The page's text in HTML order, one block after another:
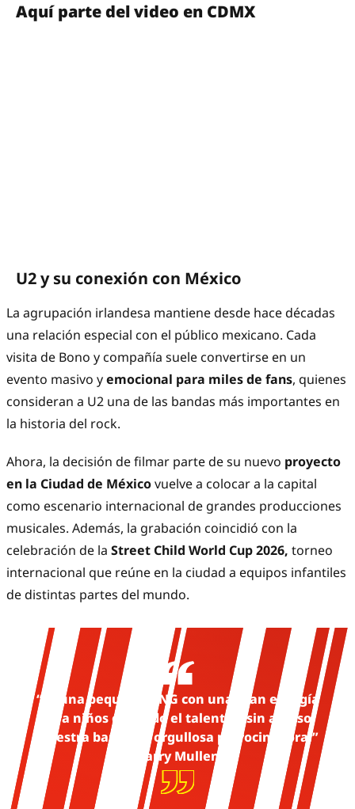
Aquí parte del video en CDMX
U2 y su conexión con México
La agrupación irlandesa mantiene desde hace décadas
una relación especial con el público mexicano. Cada
visita de Bono y compañía suele convertirse en un
evento masivo yemocional para miles de fans, quienes
consideran a U2 una de las bandas más importantes en
la historia del rock.
Ahora, la decisión de filmar parte de su nuevo proyecto
en la Ciudad de Méxicovuelve a colocar a la capital
como escenario internacional de grandes producciones
musicales. Además, la grabación coincidió con la
celebración de la Street Child World Cup 2026, torneo
internacional que reúne en la ciudad a equipos infantiles
de distintas partes del mundo.
“Es una pequeña ONG con una gran energía
para niños con todo el talento y sin acceso.
Nuestra banda es orgullosa patrocinadora.”
— Larry Mullen Jr.